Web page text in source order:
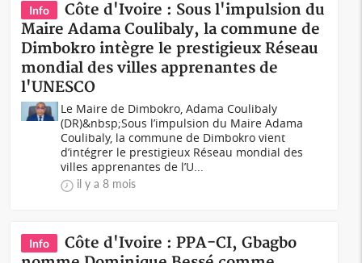
Info
Côte d'Ivoire : Sous l'impulsion du
Maire Adama Coulibaly, la commune de
Dimbokro intègre le prestigieux Réseau
mondial des villes apprenantes de
l'UNESCO
Le Maire de Dimbokro, Adama Coulibaly
(DR)&nbsp;Sous l’impulsion du Maire Adama
Coulibaly, la commune de Dimbokro vient
d’intégrer le prestigieux Réseau mondial des
villes apprenantes de l’U...
il y a 8 mois
Info
Côte d'Ivoire : PPA-CI, Gbagbo